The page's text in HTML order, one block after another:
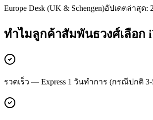
Europe Desk (UK & Schengen)อัปเดตล่าสุด:
ทำไมลูกค้าสัมพันธวงศ์เลือก
รวดเร็ว — Express 1 วันทำการ (กรณีปกติ